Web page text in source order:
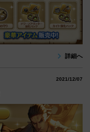
詳細へ
2021/12/07